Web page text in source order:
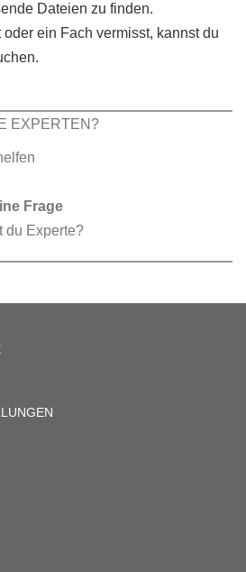
Dateien zu finden.
ein Fach vermisst, kannst du
EXPERTEN?
Frage
du Experte?